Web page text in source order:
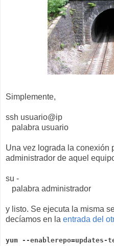
Simplemente,
ssh usuario@ip
palabra usuario
Una vez lograda la conexión
administrador de aquel
su -
palabra administrador
y listo. Se ejecuta la misma
decíamos en la entrada del
yum --